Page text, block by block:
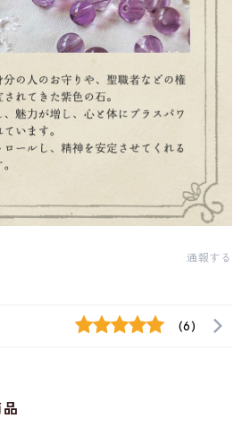
通報する
(6)